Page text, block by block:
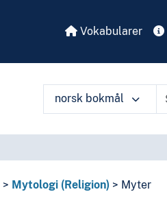
Vokabularer
norsk bokmål
Mytologi (Religion) Myter